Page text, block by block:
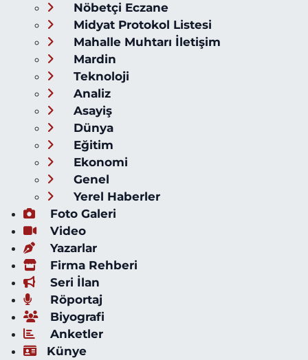
Nöbetçi Eczane
Midyat Protokol Listesi
Mahalle Muhtarı İletişim
Mardin
Teknoloji
Analiz
Asayiş
Dünya
Eğitim
Ekonomi
Genel
Yerel Haberler
Foto Galeri
Video
Yazarlar
Firma Rehberi
Seri İlan
Röportaj
Biyografi
Anketler
Künye